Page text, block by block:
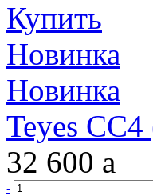
Купить
Новинка
Новинка
Teyes
32 600 a
-